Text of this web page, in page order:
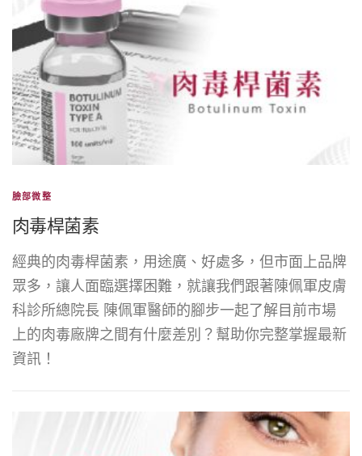
臉部微整
肉毒桿菌素
經典的肉毒桿菌素，用途廣、好處多，但市面上品牌
眾多，讓人面臨選擇困難，就讓我們跟著陳佩軍皮膚
科診所總院長 陳佩軍醫師的腳步一起了解目前市場
上的肉毒廠牌之間有什麼差別？幫助你完整掌握最新
資訊！